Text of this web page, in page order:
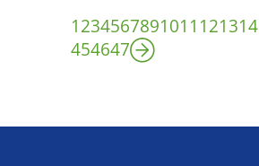
1234567891011 121314
454647